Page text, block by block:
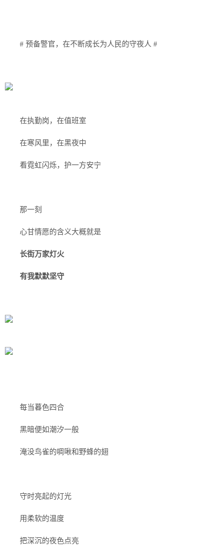
# 预备警官，在不断成长为人民的守夜人 #
在执勤岗，在值班室
在寒风里，在黑夜中
看霓虹闪烁，护一方安宁
那一刻
心甘情愿的含义大概就是
长街万家灯火
有我默默坚守
每当暮色四合
黑暗便如潮汐一般
淹没鸟雀的啁啾和野蜂的翅
守时亮起的灯光
用柔软的温度
把深沉的夜色点亮